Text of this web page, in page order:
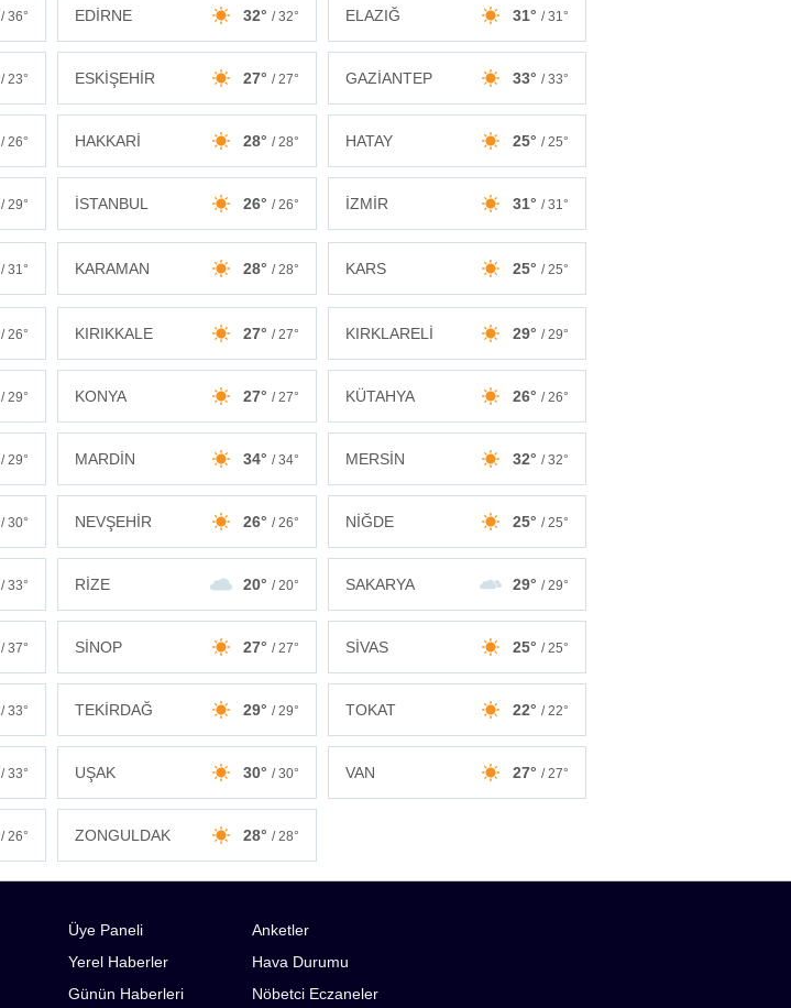
/ 36° EDİRNE 32° / 32° ELAZIĞ 31° / 31°
/ 23° ESKİŞEHİR 27° / 27° GAZİANTEP 33° / 33°
/ 26° HAKKARİ 28° / 28° HATAY 25° / 25°
/ 29° İSTANBUL 26° / 26° İZMİR 31° / 31°
/ 31° KARAMAN 28° / 28° KARS 25° / 25°
/ 26° KIRIKKALE 27° / 27° KIRKLARELİ 29° / 29°
/ 29° KONYA 27° / 27° KÜTAHYA 26° / 26°
/ 29° MARDİN 34° / 34° MERSİN 32° / 32°
/ 30° NEVŞEHİR 26° / 26° NİĞDE 25° / 25°
/ 33° RİZE 20° / 20° SAKARYA 29° / 29°
/ 37° SİNOP 27° / 27° SİVAS 25° / 25°
/ 33° TEKİRDAĞ 29° / 29° TOKAT 22° / 22°
/ 33° UŞAK 30° / 30° VAN 27° / 27°
/ 26° ZONGULDAK 28° / 28°
Üye Paneli
Yerel Haberler
Günün Haberleri
Anketler
Hava Durumu
Nöbetci Eczaneler